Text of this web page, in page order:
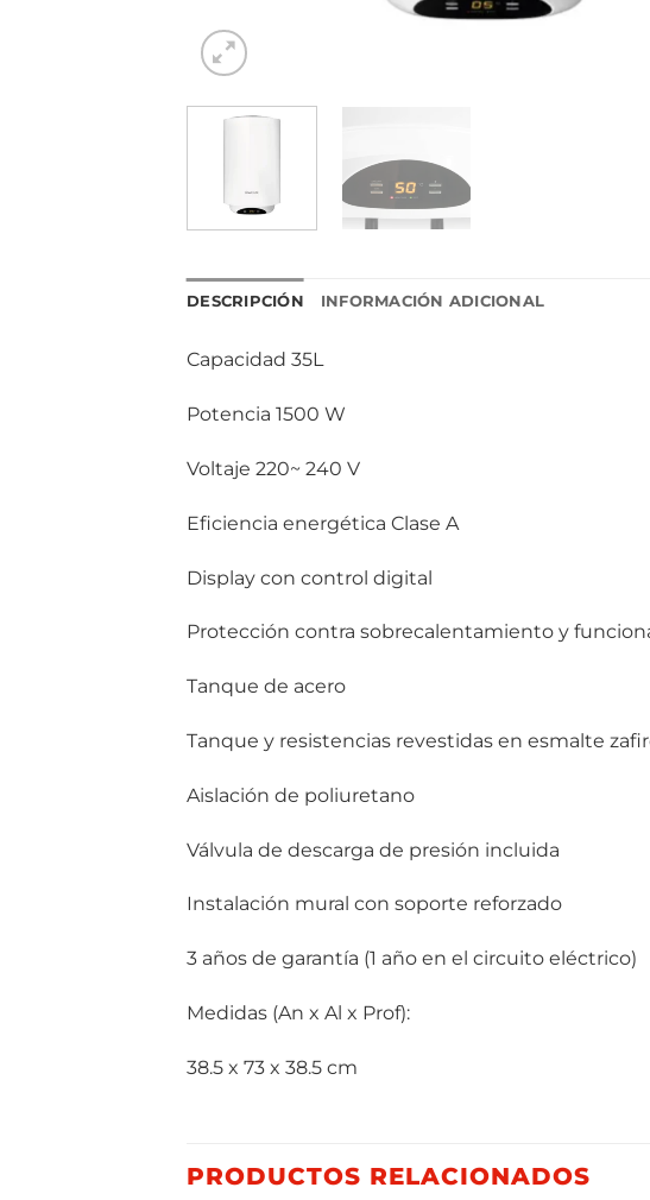
DESCRIPCIÓN INFORMACIÓN ADICIONAL
Capacidad 35L
Potencia 1500 W
Voltaje 220~ 240 V
Eficiencia energética Clase A
Display con control digital
Protección contra sobrecalentamiento y
Tanque de acero
Tanque y resistencias revestidas en esmalte
Aislación de poliuretano
Válvula de descarga de presión incluida
Instalación mural con soporte reforzado
3 años de garantía (1 año en el circuito eléctrico)
Medidas (An x Al x Prof):
38.5 x 73 x 38.5 cm
PRODUCTOS RELACIONADOS